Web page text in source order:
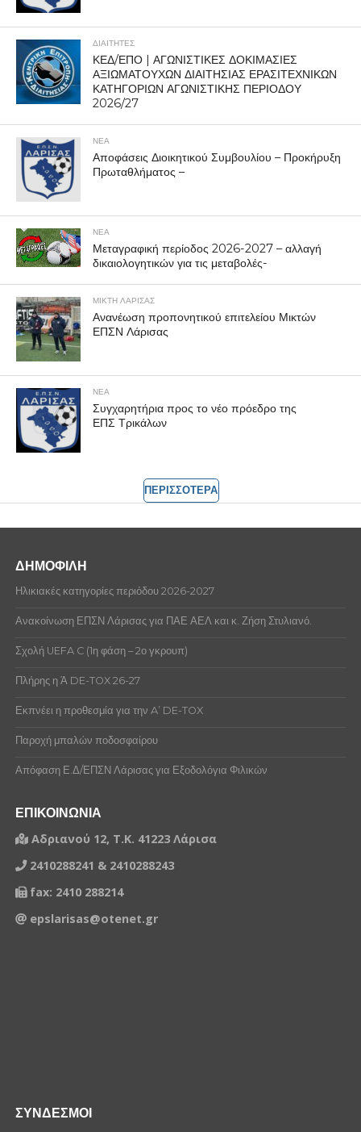
ΔΙΑΙΤΗΤΕΣ
ΚΕΔ/ΕΠΟ | ΑΓΩΝΙΣΤΙΚΕΣ ΔΟΚΙΜΑΣΙΕΣ
ΑΞΙΩΜΑΤΟΥΧΩΝ ΔΙΑΙΤΗΣΙΑΣ ΕΡΑΣΙΤΕΧΝΙΚΩΝ
ΚΑΤΗΓΟΡΙΩΝ ΑΓΩΝΙΣΤΙΚΗΣ ΠΕΡΙΟΔΟΥ
2026/27
ΝΕΑ
Αποφάσεις Διοικητικού Συμβουλίου – Προκήρυξη
Πρωταθλήματος –
ΝΕΑ
Μεταγραφική περίοδος 2026-2027 – αλλαγή
δικαιολογητικών για τις μεταβολές-
ΜΙΚΤΗ ΛΑΡΙΣΑΣ
Ανανέωση προπονητικού επιτελείου Μικτών
ΕΠΣΝ Λάρισας
ΝΕΑ
Συγχαρητήρια προς το νέο πρόεδρο της
ΕΠΣ Τρικάλων
ΠΕΡΙΣΣΟΤΕΡΑ
ΔΗΜΟΦΙΛΗ
Ηλικιακές κατηγορίες περιόδου 2026-2027
Ανακοίνωση ΕΠΣΝ Λάρισας για ΠΑΕ ΑΕΛ και κ. Ζήση Στυλιανό.
Σχολή UEFA C (1η φάση – 2ο γκρουπ)
Πλήρης η Ά DE-TOX 26-27
Εκπνέει η προθεσμία για την A’ DE-TOX
Παροχή μπαλών ποδοσφαίρου
Απόφαση Ε.Δ/ΕΠΣΝ Λάρισας για Εξοδολόγια Φιλικών
ΕΠΙΚΟΙΝΩΝΙΑ
Αδριανού 12, Τ.Κ. 41223 Λάρισα
2410288241 & 2410288243
fax: 2410 288214
epslarisas@otenet.gr
ΣΥΝΔΕΣΜΟΙ